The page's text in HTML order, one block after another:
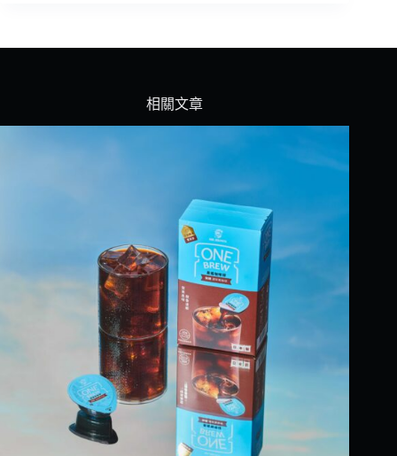
相關文章